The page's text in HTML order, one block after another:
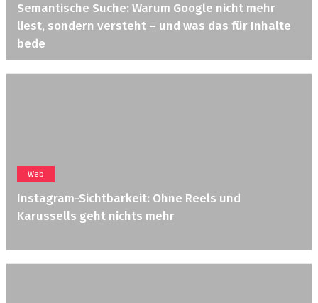
Semantische Suche: Warum Google nicht mehr
liest, sondern versteht – und was das für Inhalte
bede
Web
Instagram-Sichtbarkeit: Ohne Reels und
Karussells geht nichts mehr